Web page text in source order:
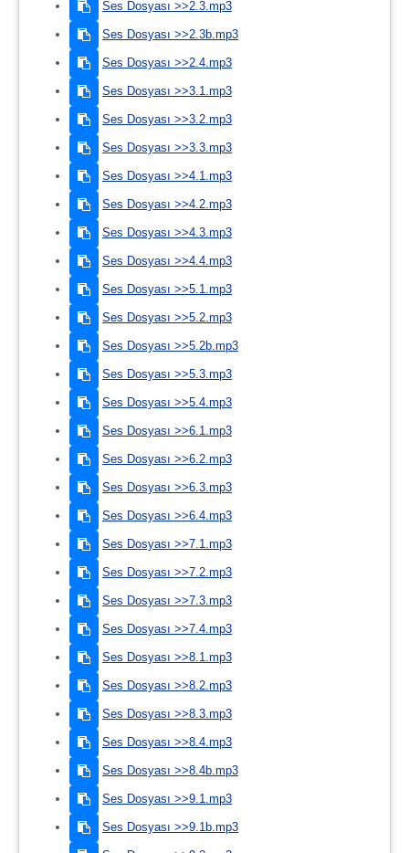
Ses Dosyası >>2.3.mp3
Ses Dosyası >>2.3b.mp3
Ses Dosyası >>2.4.mp3
Ses Dosyası >>3.1.mp3
Ses Dosyası >>3.2.mp3
Ses Dosyası >>3.3.mp3
Ses Dosyası >>4.1.mp3
Ses Dosyası >>4.2.mp3
Ses Dosyası >>4.3.mp3
Ses Dosyası >>4.4.mp3
Ses Dosyası >>5.1.mp3
Ses Dosyası >>5.2.mp3
Ses Dosyası >>5.2b.mp3
Ses Dosyası >>5.3.mp3
Ses Dosyası >>5.4.mp3
Ses Dosyası >>6.1.mp3
Ses Dosyası >>6.2.mp3
Ses Dosyası >>6.3.mp3
Ses Dosyası >>6.4.mp3
Ses Dosyası >>7.1.mp3
Ses Dosyası >>7.2.mp3
Ses Dosyası >>7.3.mp3
Ses Dosyası >>7.4.mp3
Ses Dosyası >>8.1.mp3
Ses Dosyası >>8.2.mp3
Ses Dosyası >>8.3.mp3
Ses Dosyası >>8.4.mp3
Ses Dosyası >>8.4b.mp3
Ses Dosyası >>9.1.mp3
Ses Dosyası >>9.1b.mp3